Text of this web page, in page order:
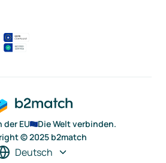
EU
Die Welt verbinden.
© 2025 b2match
Deutsch